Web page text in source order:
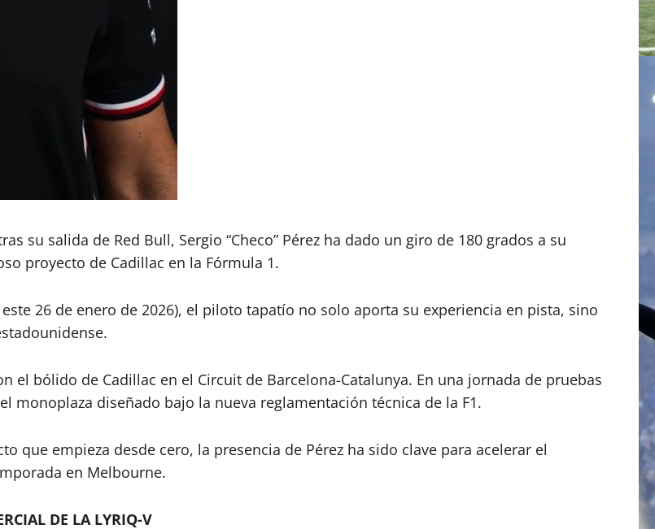
su salida de Red Bull, Sergio “Checo” Pérez ha dado un giro de 180 grados a su
proyecto de Cadillac en la Fórmula 1.
26 de enero de 2026), el piloto tapatío no solo aporta su experiencia en pista, sino
el bólido de Cadillac en el Circuit de Barcelona-Catalunya. En una jornada de pruebas
diseñado bajo la nueva reglamentación técnica de la F1.
que empieza desde cero, la presencia de Pérez ha sido clave para acelerar el
en Melbourne.
DE LA LYRIQ-V